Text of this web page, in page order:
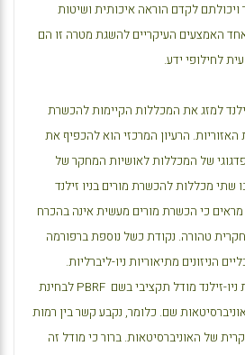
לקדם הוראה איכותית ושיטות
האמצעים העיקריים להשגת מטרה זו הם
לחילופי ידע.
למזג את המכללות הקיימות להכשרת
האזוריות. הרעיון המרכזי הוא להכפיף את
של המכללות לאושיות המחקר של
שתי מכללות להכשרת מורים בניו זילנד
כי הכשרת מורים מעשית אינה בהכרח
טהורה. נקודת כשל נוספת ברפורמה
הניזונים מתיאוריות ניו-ליברליות.
זילנד מודל תקציבי בשם PBRF לבחינת
שם. כלומר, נקבע קשר בין רמות
של האוניברסיטאות. ברור כי מודל זה